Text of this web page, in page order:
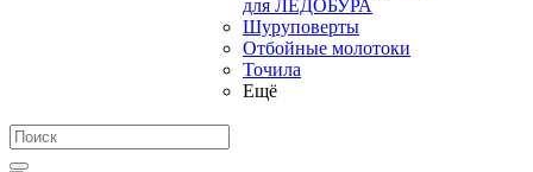
для ЛЕДОБУРА
Шуруповерты
Отбойные молотоки
Точила
Ещё